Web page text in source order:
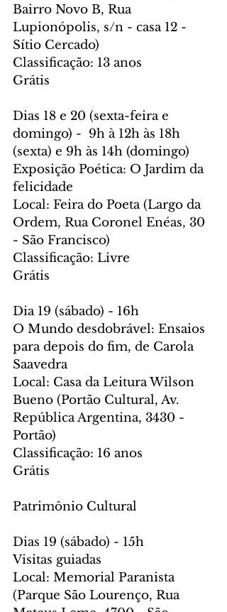
Bairro Novo B, Rua
Lupionópolis, s/n - casa 12 -
Sítio Cercado)
Classificação: 13 anos
Grátis
Dias 18 e 20 (sexta-feira e
domingo) -  9h à 12h às 18h
(sexta) e 9h às 14h (domingo)
Exposição Poética: O Jardim da
felicidade
Local: Feira do Poeta (Largo da
Ordem, Rua Coronel Enéas, 30
- São Francisco)
Classificação: Livre
Grátis
Dia 19 (sábado) - 16h
O Mundo desdobrável: Ensaios
para depois do fim, de Carola
Saavedra
Local: Casa da Leitura Wilson
Bueno (Portão Cultural, Av.
República Argentina, 3430 -
Portão)
Classificação: 16 anos
Grátis
Patrimônio Cultural
Dias 19 (sábado) - 15h
Visitas guiadas
Local: Memorial Paranista
(Parque São Lourenço, Rua